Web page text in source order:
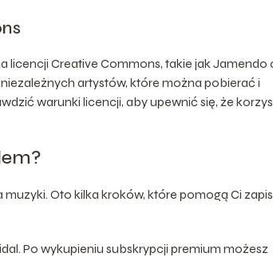
licencji Creative Commons, takie jak Jamendo
artystów, które można pobierać i
warunki licencji, aby upewnić się, że
Oto kilka kroków, które pomogą Ci
Po wykupieniu subskrypcji premium możesz